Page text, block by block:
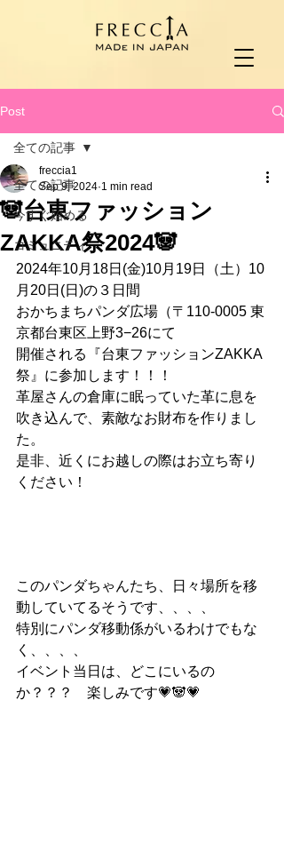
Post
全ての記事
今すぐ始める
コミュニティ
全ての記事
🐼台東ファッション
ZAKKA祭2024🐼
freccia1
Sep 9, 2024 1 min read
2024年10月18日(金)10月19日（土）10
月20日(日)の３日間
おかちまちパンダ広場（〒110-0005 東
京都台東区上野3−26にて
開催される『台東ファッションZAKKA
祭』に参加します！！！
革屋さんの倉庫に眠っていた革に息を
吹き込んで、素敵なお財布を作りまし
た。
是非、近くにお越しの際はお立ち寄り
ください！
このパンダちゃんたち、日々場所を移
動していてるそうです、、、、
特別にパンダ移動係がいるわけでもな
く、、、、
イベント当日は、どこにいるの
か？？？　楽しみです💗🐼💗